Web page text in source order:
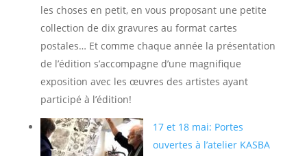
les choses en petit, en vous proposant une petite
collection de dix gravures au format cartes
postales… Et comme chaque année la présentation
de l’édition s’accompagne d’une magnifique
exposition avec les œuvres des artistes ayant
participé à l’édition!
17 et 18 mai: Portes
ouvertes à l’atelier KASBA